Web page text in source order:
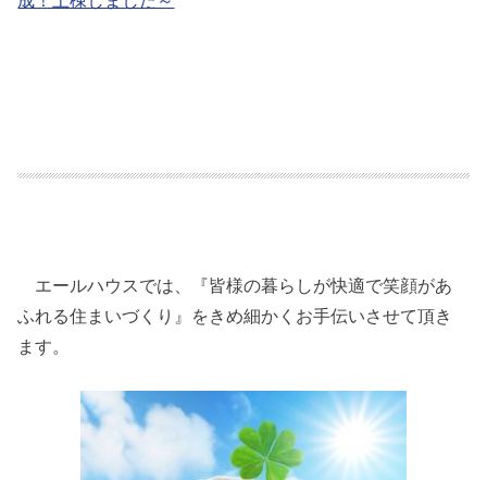
エールハウスでは、『皆様の暮らしが快適で笑顔があ
ふれる住まいづくり』をきめ細かくお手伝いさせて頂き
ます。